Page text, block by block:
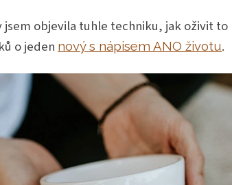
jsem objevila tuhle techniku, jak oživit
o jeden nový s nápisem ANO životu.